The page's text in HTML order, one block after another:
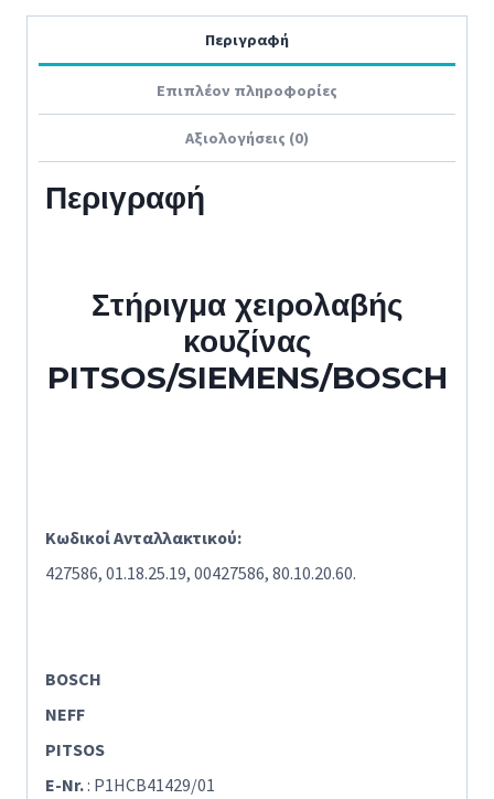
Περιγραφή
Επιπλέον πληροφορίες
Αξιολογήσεις (0)
Περιγραφή
Στήριγμα χειρολαβής
κουζίνας
PITSOS/SIEMENS/BOSCH
Κωδικοί Ανταλλακτικού:
427586, 01.18.25.19, 00427586, 80.10.20.60.
BOSCH
NEFF
PITSOS
E-Nr.: P1HCB41429/01